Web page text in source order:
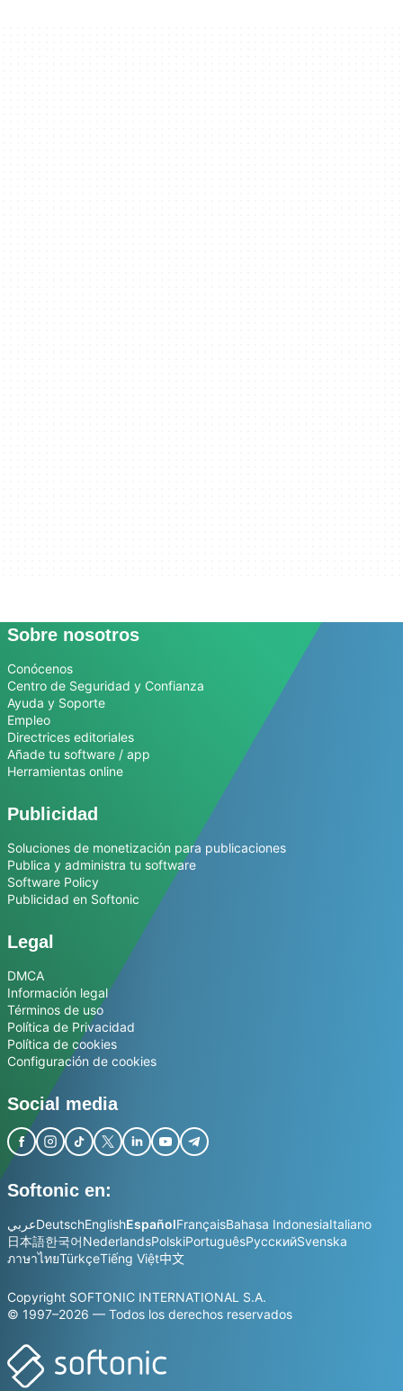
Sobre nosotros
Conócenos
Centro de Seguridad y Confianza
Ayuda y Soporte
Empleo
Directrices editoriales
Añade tu software / app
Herramientas online
Publicidad
Soluciones de monetización para publicaciones
Publica y administra tu software
Software Policy
Publicidad en Softonic
Legal
DMCA
Información legal
Términos de uso
Política de Privacidad
Política de cookies
Configuración de cookies
Social media
Softonic en:
عربيDeutschEnglishEspañolFrançaisBahasa IndonesiaItaliano
日本語한국어NederlandsPolskiPortuguêsРусскийSvenska
ภาษาไทยTürkçeTiếng Việt中文
Copyright SOFTONIC INTERNATIONAL S.A.
© 1997–2026 — Todos los derechos reservados